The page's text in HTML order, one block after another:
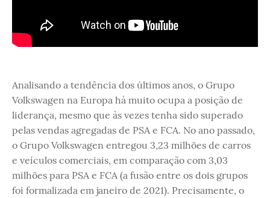
Analisando a tendência dos últimos anos, o Grupo
Volkswagen na Europa há muito ocupa a posição de
liderança, mesmo que às vezes tenha sido superado
pelas vendas agregadas de PSA e FCA. No ano passado,
o Grupo Volkswagen entregou 3,23 milhões de carros
e veículos comerciais, em comparação com 3,03
milhões para PSA e FCA (a fusão entre os dois grupos
foi formalizada em janeiro de 2021). Precisamente, o